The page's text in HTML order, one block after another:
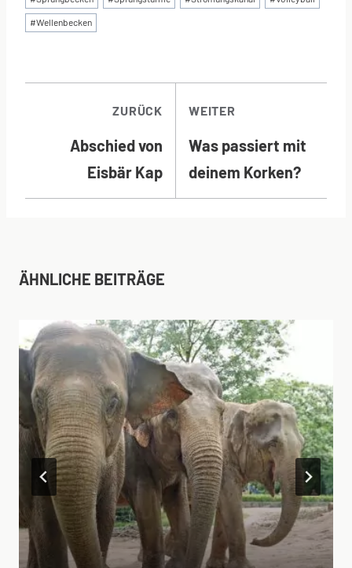
#Wellenbecken
ZURÜCK
Abschied von
Eisbär Kap
WEITER
Was passiert mit
deinem Korken?
ÄHNLICHE BEITRÄGE